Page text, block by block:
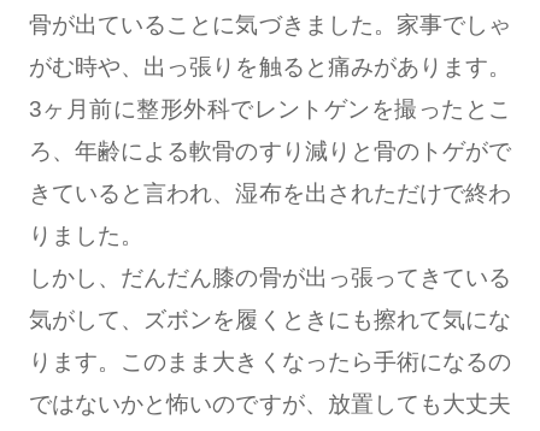
骨が出ていることに気づきました。家事でしゃ
がむ時や、出っ張りを触ると痛みがあります。
3ヶ月前に整形外科でレントゲンを撮ったとこ
ろ、年齢による軟骨のすり減りと骨のトゲがで
きていると言われ、湿布を出されただけで終わ
りました。
しかし、だんだん膝の骨が出っ張ってきている
気がして、ズボンを履くときにも擦れて気にな
ります。このまま大きくなったら手術になるの
ではないかと怖いのですが、放置しても大丈夫